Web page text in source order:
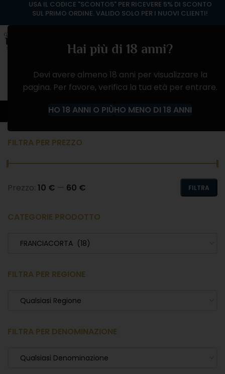
Hai più di 18 anni?
Devi avere almeno 18 anni per visualizzare la
pagina. Per favore, verifica la tua età per entrare.
HO 18 ANNI O PIÙHO MENO DI 18 ANNI
FRANCIACORTA
FILTRA PER PREZZO
FILTRA
Prezzo: 10 € — 60 €
CATEGORIE PRODOTTO
FRANCIACORTA (18)
FILTRA PER REGIONE
Qualsiasi Regione
FILTRA PER DENOMINAZIONE
Qualsiasi Denominazione
USA IL CODICE "SCONTO5" PER RICEVERE 5% DI SCONTO
SUL PRIMO ORDINE. VALIDO SOLO PER I NUOVI CLIENTI!